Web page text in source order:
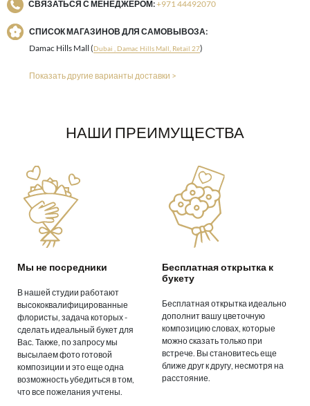
СВЯЗАТЬСЯ С МЕНЕДЖЕРОМ:+971 44492070
СПИСОК МАГАЗИНОВ ДЛЯ САМОВЫВОЗА:
Damac Hills Mall (Dubai , Damac Hills Mall, Retail 27)
Показать другие варианты доставки >
НАШИ ПРЕИМУЩЕСТВА
Мы не посредники
В нашей студии работают
высококвалифицированные
флористы, задача которых -
сделать идеальный букет для
Вас. Также, по запросу мы
высылаем фото готовой
композиции и это еще одна
возможность убедиться в том,
что все пожелания учтены.
Бесплатная открытка к
букету
Бесплатная открытка идеально
дополнит вашу цветочную
композицию словах, которые
можно сказать только при
встрече. Вы становитесь еще
ближе друг к другу, несмотря на
расстояние.